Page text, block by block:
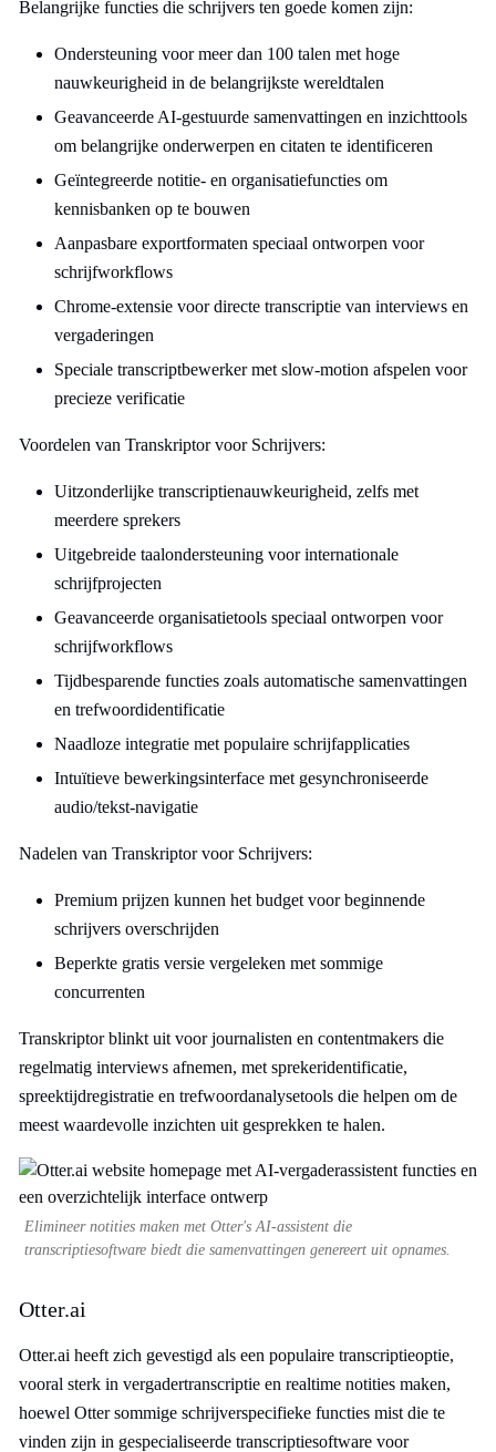
Belangrijke functies die schrijvers ten goede komen zijn:
Ondersteuning voor meer dan 100 talen met hoge
nauwkeurigheid in de belangrijkste wereldtalen
Geavanceerde AI-gestuurde samenvattingen en inzichttools
om belangrijke onderwerpen en citaten te identificeren
Geïntegreerde notitie- en organisatiefuncties om
kennisbanken op te bouwen
Aanpasbare exportformaten speciaal ontworpen voor
schrijfworkflows
Chrome-extensie voor directe transcriptie van interviews en
vergaderingen
Speciale transcriptbewerker met slow-motion afspelen voor
precieze verificatie
Voordelen van Transkriptor voor Schrijvers:
Uitzonderlijke transcriptienauwkeurigheid, zelfs met
meerdere sprekers
Uitgebreide taalondersteuning voor internationale
schrijfprojecten
Geavanceerde organisatietools speciaal ontworpen voor
schrijfworkflows
Tijdbesparende functies zoals automatische samenvattingen
en trefwoordidentificatie
Naadloze integratie met populaire schrijfapplicaties
Intuïtieve bewerkingsinterface met gesynchroniseerde
audio/tekst-navigatie
Nadelen van Transkriptor voor Schrijvers:
Premium prijzen kunnen het budget voor beginnende
schrijvers overschrijden
Beperkte gratis versie vergeleken met sommige
concurrenten
Transkriptor blinkt uit voor journalisten en contentmakers die
regelmatig interviews afnemen, met sprekeridentificatie,
spreektijdregistratie en trefwoordanalysetools die helpen om de
meest waardevolle inzichten uit gesprekken te halen.
Elimineer notities maken met Otter's AI-assistent die
transcriptiesoftware biedt die samenvattingen genereert uit opnames.
Otter.ai
Otter.ai heeft zich gevestigd als een populaire transcriptieoptie,
vooral sterk in vergadertranscriptie en realtime notities maken,
hoewel Otter sommige schrijverspecifieke functies mist die te
vinden zijn in gespecialiseerde transcriptiesoftware voor